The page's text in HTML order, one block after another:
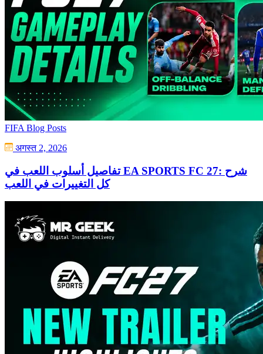
FIFA Blog Posts
अगस्त 2, 2026
تفاصيل أسلوب اللعب في EA SPORTS FC 27: شرح
كل التغييرات في اللعب